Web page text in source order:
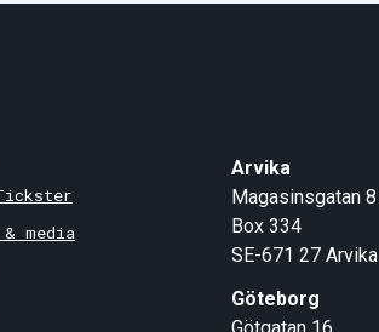
media
Arvika
Magasinsgatan 8
Box 334
SE-671 27 Arvika
Göteborg